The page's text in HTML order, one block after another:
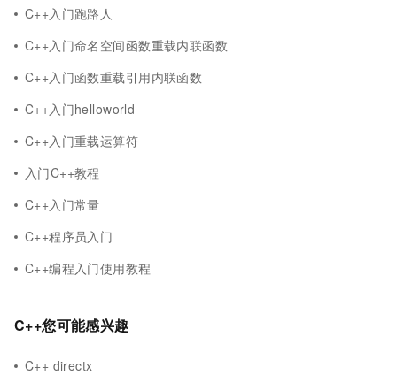
C++入门跑路人
C++入门命名空间函数重载内联函数
C++入门函数重载引用内联函数
C++入门helloworld
C++入门重载运算符
入门C++教程
C++入门常量
C++程序员入门
C++编程入门使用教程
C++您可能感兴趣
C++ directx